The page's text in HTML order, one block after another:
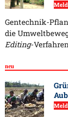
Gentechnik-
die
Editing-
neu